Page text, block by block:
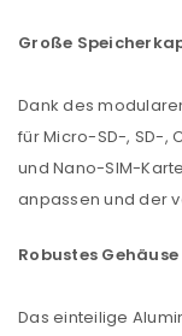
Große
Dank des
für Micro-SD-, SD-,
und Nano-SIM-
anpassen und der
Robustes Gehäuse
Das einteilige